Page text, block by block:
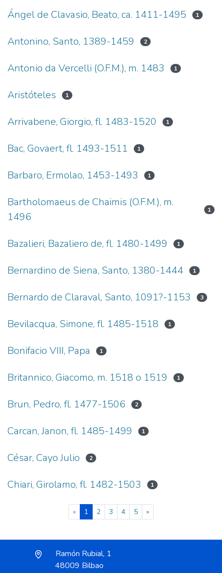
Ángel de Clavasio, Beato, ca. 1411-1495 1
Antonino, Santo, 1389-1459 2
Antonio da Vercelli (O.F.M.), m. 1483 1
Aristóteles 1
Arrivabene, Giorgio, fl. 1483-1520 1
Bac, Govaert, fl. 1493-1511 1
Barbaro, Ermolao, 1453-1493 1
Bartholomaeus de Chaimis (O.F.M.), m.
1496
1
Bazalieri, Bazaliero de, fl. 1480-1499 1
Bernardino de Siena, Santo, 1380-1444 1
Bernardo de Claraval, Santo, 1091?-1153 3
Bevilacqua, Simone, fl. 1485-1518 1
Bonifacio VIII, Papa 1
Britannico, Giacomo, m. 1518 o 1519 1
Brun, Pedro, fl. 1477-1506 2
Carcan, Janon, fl. 1485-1499 1
César, Cayo Julio 2
Chiari, Girolamo, fl. 1482-1503 1
« 1 (current)
2 3 4 5 »
Ramón Rubial, 1
48009 Bilbao